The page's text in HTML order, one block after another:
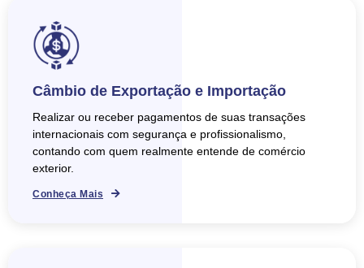
Câmbio de Exportação e Importação
Realizar ou receber pagamentos de suas transações
internacionais com segurança e profissionalismo,
contando com quem realmente entende de comércio
exterior.
Conheça Mais